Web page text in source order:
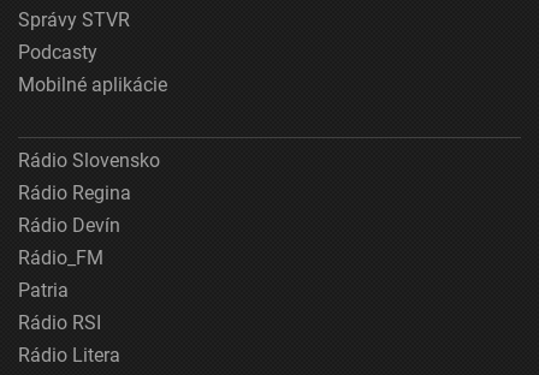
Správy STVR
Podcasty
Mobilné aplikácie
Rádio Slovensko
Rádio Regina
Rádio Devín
Rádio_FM
Patria
Rádio RSI
Rádio Litera